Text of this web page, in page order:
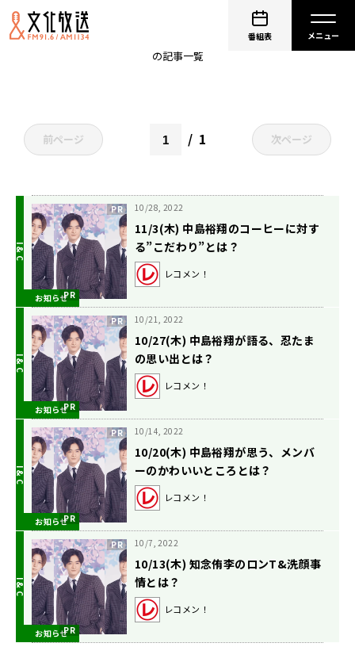
番組表
の記事一覧
前ページ 1 次ページ
お知らせ
10/28, 2022
11/3(木) 中島裕翔のコーヒーに対す
る”こだわり”とは？
レコメン！
お知らせ
10/21, 2022
10/27(木) 中島裕翔が語る、忍たま
の思い出とは？
レコメン！
お知らせ
10/14, 2022
10/20(木) 中島裕翔が思う、メンバ
ーのかわいいところとは？
レコメン！
お知らせ
10/7, 2022
10/13(木) 知念侑李のロンT&洗顔事
情とは？
レコメン！